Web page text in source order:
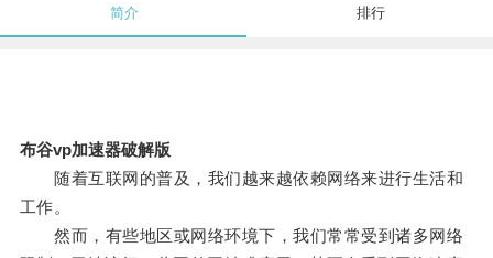
简介 排行
布谷vp加速器破解版
随着互联网的普及，我们越来越依赖网络来进行生活和
工作。
然而，有些地区或网络环境下，我们常常受到诸多网络